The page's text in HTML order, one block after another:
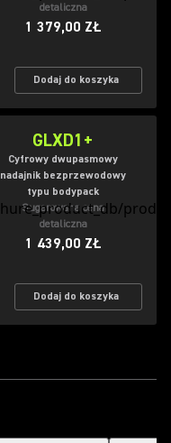
detaliczna
1 379,00 ZŁ
Dodaj do koszyka
GLXD1+
Cyfrowy dwupasmowy
nadajnik bezprzewodowy
typu bodypack
Sugerowana cena
detaliczna
1 439,00 ZŁ
Dodaj do koszyka